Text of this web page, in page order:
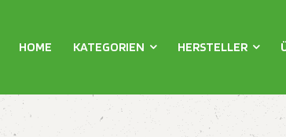
HOME KATEGORIEN HERSTELLER